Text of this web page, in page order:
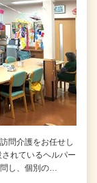
問介護をお任せし
れているヘルパー
し、個別の…